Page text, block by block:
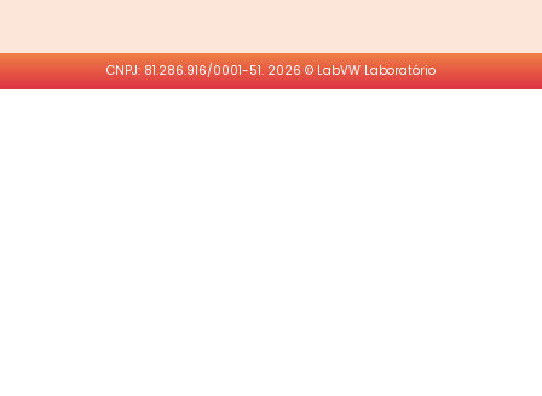
CNPJ: 81.286.916/0001-51. 2026 © LabVW Laboratório